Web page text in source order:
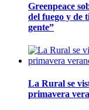
Greenpeace
del fuego y de
gente”
La Rural se
primavera